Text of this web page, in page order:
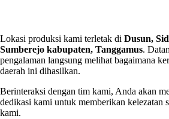
Lokasi produksi kami terletak di Dusun,
Sumberejo kabupaten, Tanggamus.
pengalaman langsung melihat bagaimana
daerah ini dihasilkan.
Berinteraksi dengan tim kami, Anda akan
dedikasi kami untuk memberikan kelezatan
kami.